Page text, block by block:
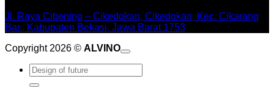
Jl. Raya Cibening – Cikedokan, Cikedokan, Kec. Cikarang
Bar., Kabupaten Bekasi, Jawa Barat 1753
Copyright 2026 © ALVINO
Pencarian
untuk: